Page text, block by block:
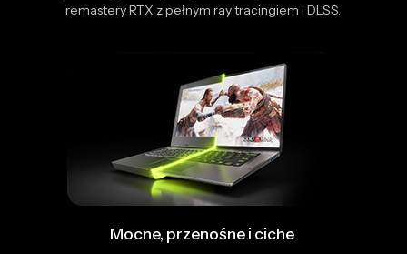
remastery RTX z pełnym ray tracingiem i DLSS.
Mocne, przenośne i ciche